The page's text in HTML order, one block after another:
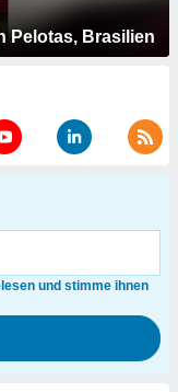
Pelotas, Brasilien
und stimme ihnen